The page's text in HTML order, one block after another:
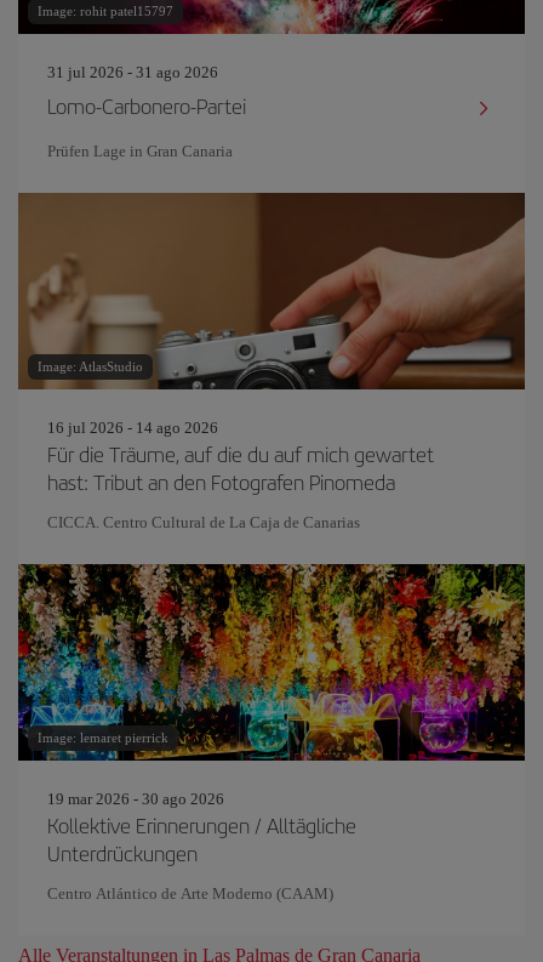
Image: rohit patel15797
31 jul 2026 - 31 ago 2026
Lomo-Carbonero-Partei
Prüfen Lage in Gran Canaria
Image: AtlasStudio
16 jul 2026 - 14 ago 2026
Für die Träume, auf die du auf mich gewartet
hast: Tribut an den Fotografen Pinomeda
CICCA. Centro Cultural de La Caja de Canarias
Image: lemaret pierrick
19 mar 2026 - 30 ago 2026
Kollektive Erinnerungen / Alltägliche
Unterdrückungen
Centro Atlántico de Arte Moderno (CAAM)
Alle Veranstaltungen in Las Palmas de Gran Canaria